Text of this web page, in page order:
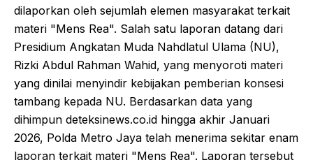
dilaporkan oleh sejumlah elemen masyarakat terkait
materi "Mens Rea". Salah satu laporan datang dari
Presidium Angkatan Muda Nahdlatul Ulama (NU),
Rizki Abdul Rahman Wahid, yang menyoroti materi
yang dinilai menyindir kebijakan pemberian konsesi
tambang kepada NU. Berdasarkan data yang
dihimpun deteksinews.co.id hingga akhir Januari
2026, Polda Metro Jaya telah menerima sekitar enam
laporan terkait materi "Mens Rea". Laporan tersebut